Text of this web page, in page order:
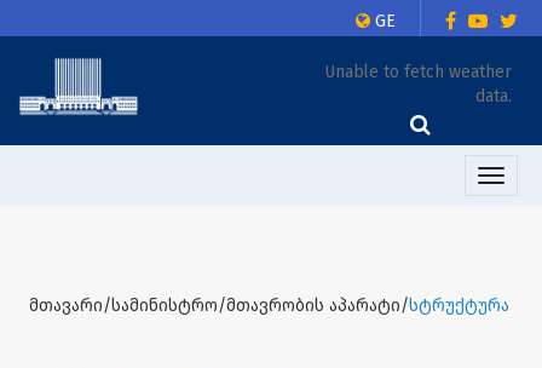
GE
Unable to fetch weather
data.
Toggle
მთავარი/სამინისტრო/მთავრობის აპარატი/სტრუქტურა